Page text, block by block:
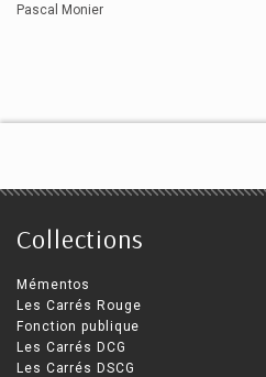
Pascal Monier
Collections
Mémentos
Les Carrés Rouge
Fonction publique
Les Carrés DCG
Les Carrés DSCG